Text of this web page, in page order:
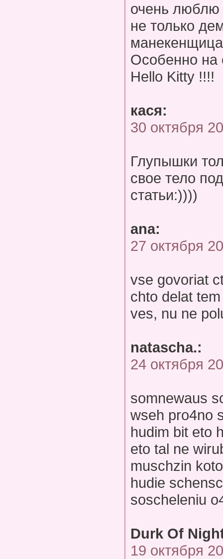
очень люблю
не только
Особенно на
Hello Kitty !!!!
кася:
30 октября
Глупышки
свое тело
статьи:))))
ana:
27 октября
vse govoriat
chto delat
ves, nu ne
natascha.:
24 октября
somnewaus
wseh pro4no
hudim bit eto
eto tal ne
muschzin
hudie
soscheleniu
Durk Of
19 октября